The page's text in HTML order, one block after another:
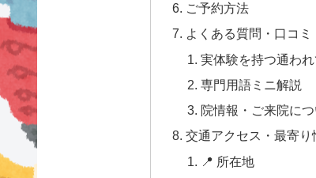
ご予約方法
よくある質問・口コミ
実体験を持つ通わ
専門用語ミニ解説
院情報・ご来院につ
交通アクセス・最寄り
📍 所在地